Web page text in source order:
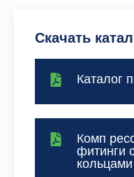
Скачать
Каталог
Комп
фитинги
кольцами